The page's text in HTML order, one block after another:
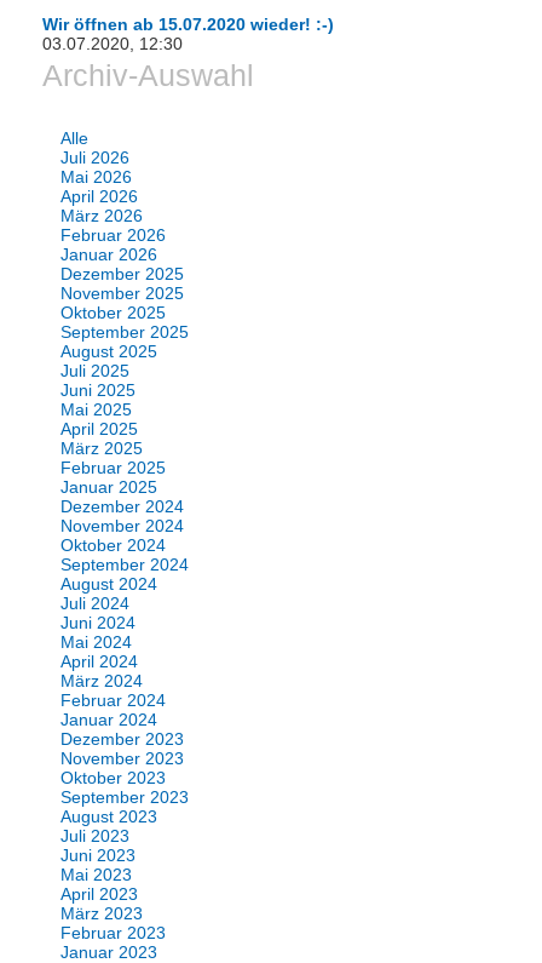
Wir öffnen ab 15.07.2020 wieder! :-)
03.07.2020, 12:30
Archiv-Auswahl
Alle
Juli 2026
Mai 2026
April 2026
März 2026
Februar 2026
Januar 2026
Dezember 2025
November 2025
Oktober 2025
September 2025
August 2025
Juli 2025
Juni 2025
Mai 2025
April 2025
März 2025
Februar 2025
Januar 2025
Dezember 2024
November 2024
Oktober 2024
September 2024
August 2024
Juli 2024
Juni 2024
Mai 2024
April 2024
März 2024
Februar 2024
Januar 2024
Dezember 2023
November 2023
Oktober 2023
September 2023
August 2023
Juli 2023
Juni 2023
Mai 2023
April 2023
März 2023
Februar 2023
Januar 2023